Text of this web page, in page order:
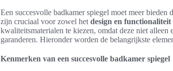
Een succesvolle badkamer spiegel moet meer bieden
zijn cruciaal voor zowel het design en functionaliteit
kwaliteitsmaterialen te kiezen, omdat deze niet
garanderen. Hieronder worden de belangrijkste
Kenmerken van een succesvolle badkamer spiegel